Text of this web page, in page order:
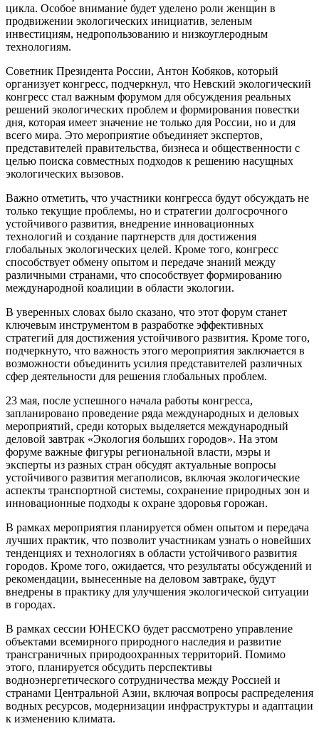
цикла. Особое внимание будет уделено роли женщин в
продвижении экологических инициатив, зеленым
инвестициям, недропользованию и низкоуглеродным
технологиям.
Советник Президента России, Антон Кобяков, который
организует конгресс, подчеркнул, что Невский экологический
конгресс стал важным форумом для обсуждения реальных
решений экологических проблем и формирования повестки
дня, которая имеет значение не только для России, но и для
всего мира. Это мероприятие объединяет экспертов,
представителей правительства, бизнеса и общественности с
целью поиска совместных подходов к решению насущных
экологических вызовов.
Важно отметить, что участники конгресса будут обсуждать не
только текущие проблемы, но и стратегии долгосрочного
устойчивого развития, внедрение инновационных
технологий и создание партнерств для достижения
глобальных экологических целей. Кроме того, конгресс
способствует обмену опытом и передаче знаний между
различными странами, что способствует формированию
международной коалиции в области экологии.
В уверенных словах было сказано, что этот форум станет
ключевым инструментом в разработке эффективных
стратегий для достижения устойчивого развития. Кроме того,
подчеркнуто, что важность этого мероприятия заключается в
возможности объединить усилия представителей различных
сфер деятельности для решения глобальных проблем.
23 мая, после успешного начала работы конгресса,
запланировано проведение ряда международных и деловых
мероприятий, среди которых выделяется международный
деловой завтрак «Экология больших городов». На этом
форуме важные фигуры региональной власти, мэры и
эксперты из разных стран обсудят актуальные вопросы
устойчивого развития мегаполисов, включая экологические
аспекты транспортной системы, сохранение природных зон и
инновационные подходы к охране здоровья горожан.
В рамках мероприятия планируется обмен опытом и передача
лучших практик, что позволит участникам узнать о новейших
тенденциях и технологиях в области устойчивого развития
городов. Кроме того, ожидается, что результаты обсуждений и
рекомендации, вынесенные на деловом завтраке, будут
внедрены в практику для улучшения экологической ситуации
в городах.
В рамках сессии ЮНЕСКО будет рассмотрено управление
объектами всемирного природного наследия и развитие
трансграничных природоохранных территорий. Помимо
этого, планируется обсудить перспективы
водноэнергетического сотрудничества между Россией и
странами Центральной Азии, включая вопросы распределения
водных ресурсов, модернизации инфраструктуры и адаптации
к изменению климата.